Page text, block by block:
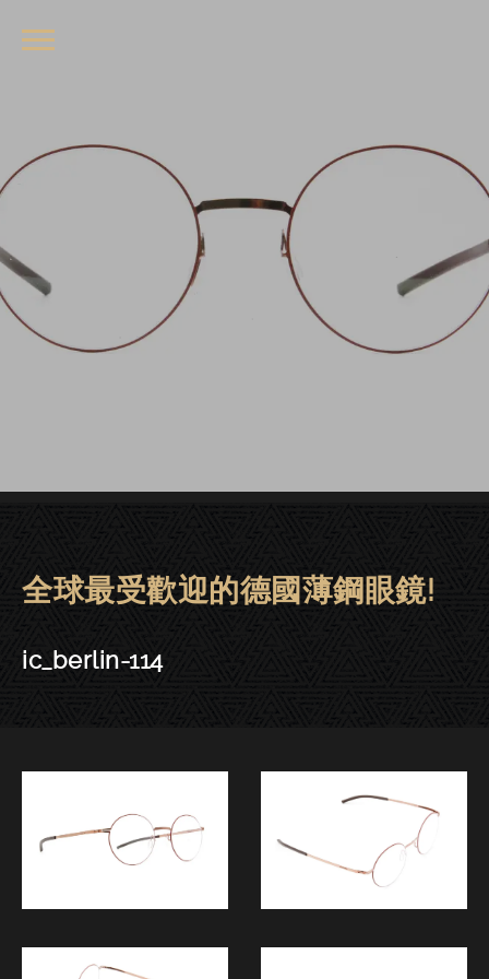
ic! berlin眼鏡 | 東門－ic_berlin-
全球最受歡迎的德國薄鋼眼鏡!
ic_berlin-114